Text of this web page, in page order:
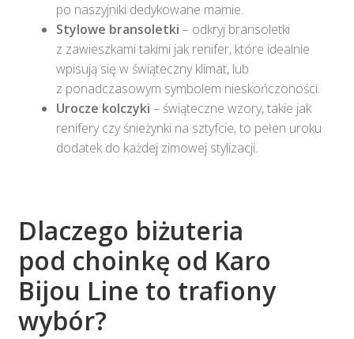
po naszyjniki dedykowane mamie.​
Stylowe bransoletki – odkryj bransoletki
z zawieszkami takimi jak renifer, które idealnie
wpisują się w świąteczny klimat, lub
z ponadczasowym symbolem nieskończoności.​
Urocze kolczyki – świąteczne wzory, takie jak
renifery czy śnieżynki na sztyfcie, to pełen uroku
dodatek do każdej zimowej stylizacji.​
Dlaczego biżuteria
pod choinkę od Karo
Bijou Line to trafiony
wybór?